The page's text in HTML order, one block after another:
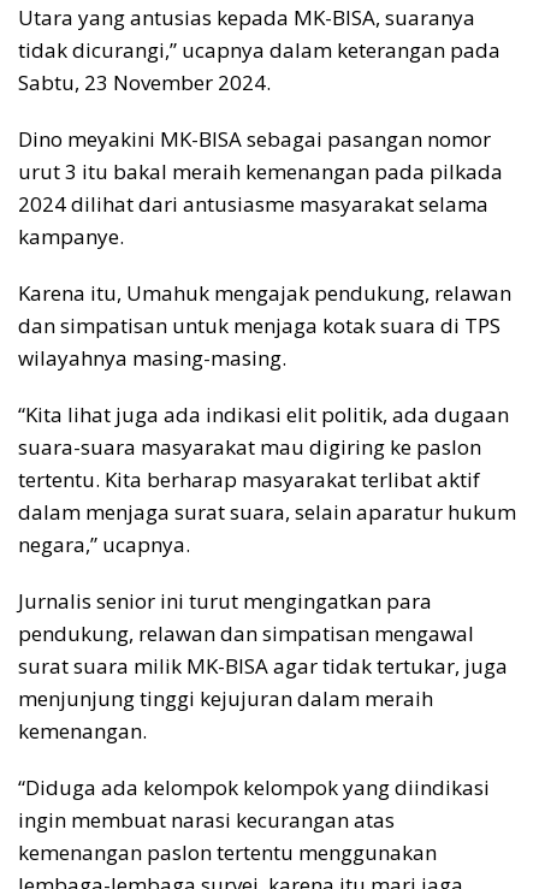
Utara yang antusias kepada MK-BISA, suaranya
tidak dicurangi,” ucapnya dalam keterangan pada
Sabtu, 23 November 2024.
Dino meyakini MK-BISA sebagai pasangan nomor
urut 3 itu bakal meraih kemenangan pada pilkada
2024 dilihat dari antusiasme masyarakat selama
kampanye.
Karena itu, Umahuk mengajak pendukung, relawan
dan simpatisan untuk menjaga kotak suara di TPS
wilayahnya masing-masing.
“Kita lihat juga ada indikasi elit politik, ada dugaan
suara-suara masyarakat mau digiring ke paslon
tertentu. Kita berharap masyarakat terlibat aktif
dalam menjaga surat suara, selain aparatur hukum
negara,” ucapnya.
Jurnalis senior ini turut mengingatkan para
pendukung, relawan dan simpatisan mengawal
surat suara milik MK-BISA agar tidak tertukar, juga
menjunjung tinggi kejujuran dalam meraih
kemenangan.
“Diduga ada kelompok kelompok yang diindikasi
ingin membuat narasi kecurangan atas
kemenangan paslon tertentu menggunakan